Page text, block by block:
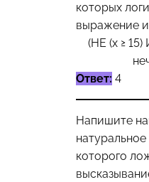
которых
выражение
(НЕ (x ≥ 15)
Ответ: 4
Напишите
натуральное
которого